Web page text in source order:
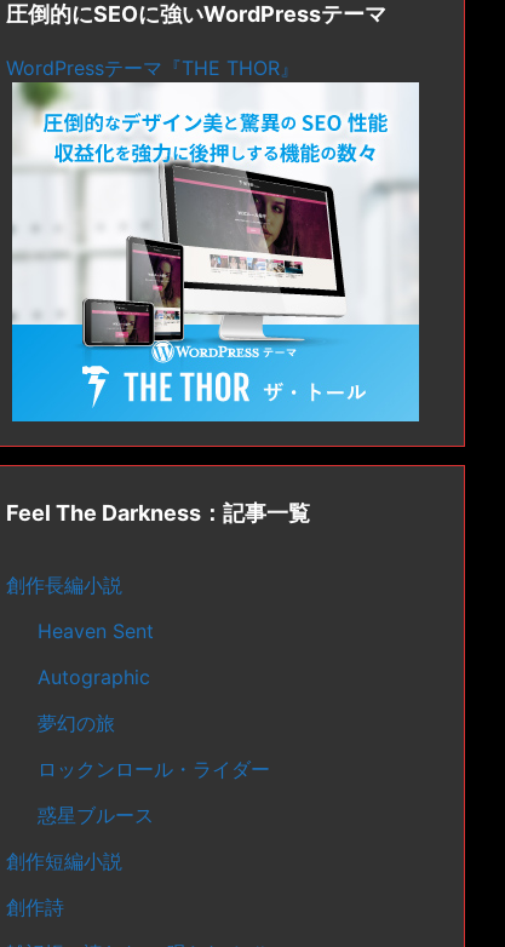
圧倒的にSEOに強いWordPressテーマ
WordPressテーマ『THE THOR』
Feel The Darkness：記事一覧
創作長編小説
Heaven Sent
Autographic
夢幻の旅
ロックンロール・ライダー
惑星ブルース
創作短編小説
創作詩